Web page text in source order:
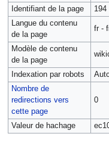
Identifiant de la page
194
Langue du contenu
de la page
fr -
Modèle de contenu
de la page
Indexation par robots
Nombre de
redirections vers
cette page
0
Valeur de hachage